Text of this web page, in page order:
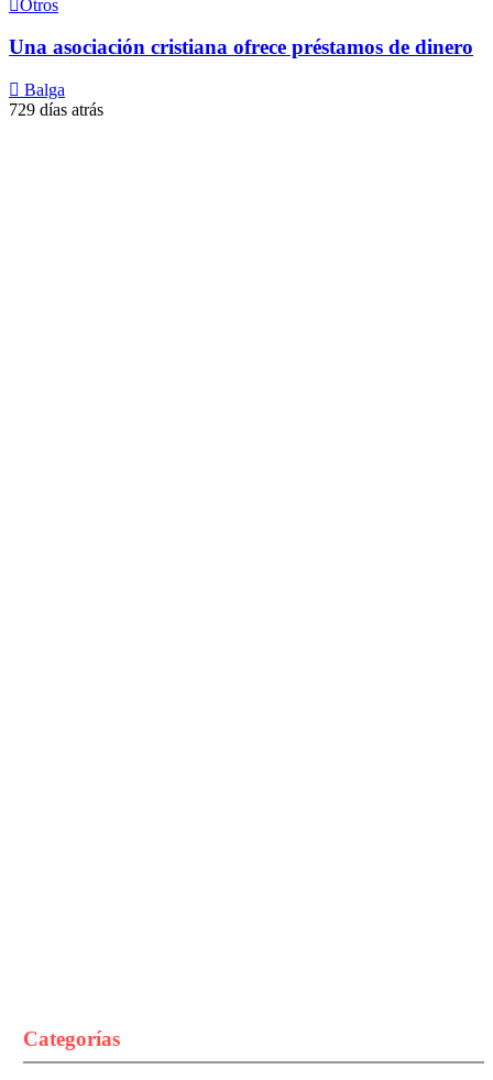
Otros
Una asociación cristiana ofrece préstamos de dinero
Balga
729 días atrás
Categorías